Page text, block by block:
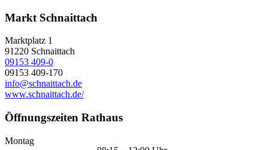
Markt Schnaittach
Marktplatz 1
91220 Schnaittach
09153 409-0
09153 409-170
info@schnaittach.de
www.schnaittach.de/
Öffnungszeiten Rathaus
Montag